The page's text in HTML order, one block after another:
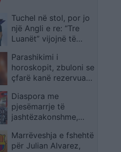
Tuchel në stol, por jo
një Angli e re: “Tre
Luanët” vijojnë të
Southgate
Parashikimi i
horoskopit, zbuloni se
çfarë kanë rezervuar
Diaspora me
pjesëmarrje të
jashtëzakonshme,
te komisariati 3: Lironi
çunat! Arrestoni
Marrëveshja e fshehtë
për Julian Alvarez,